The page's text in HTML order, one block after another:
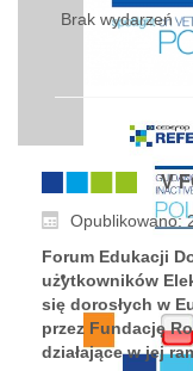
Brak wydarzeń
V
Opublikowano:
Forum Edukacji
użytkowników
się dorosłych w
przez Fundację
działające w jej